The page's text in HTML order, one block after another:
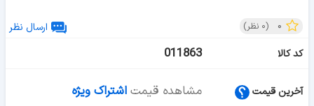
۰ (۰ نظر)
ارسال نظر
کد کالا
011863
آخرین قیمت مشاهده قیمت اشتراک ویژه